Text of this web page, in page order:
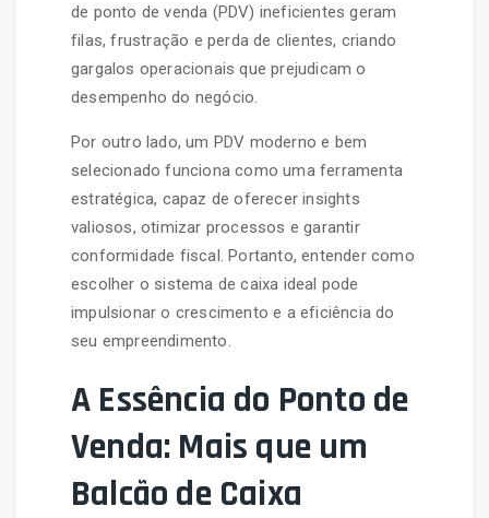
de ponto de venda (PDV) ineficientes geram
filas, frustração e perda de clientes, criando
gargalos operacionais que prejudicam o
desempenho do negócio.
Por outro lado, um PDV moderno e bem
selecionado funciona como uma ferramenta
estratégica, capaz de oferecer insights
valiosos, otimizar processos e garantir
conformidade fiscal. Portanto, entender como
escolher o sistema de caixa ideal pode
impulsionar o crescimento e a eficiência do
seu empreendimento.
A Essência do Ponto de
Venda: Mais que um
Balcão de Caixa